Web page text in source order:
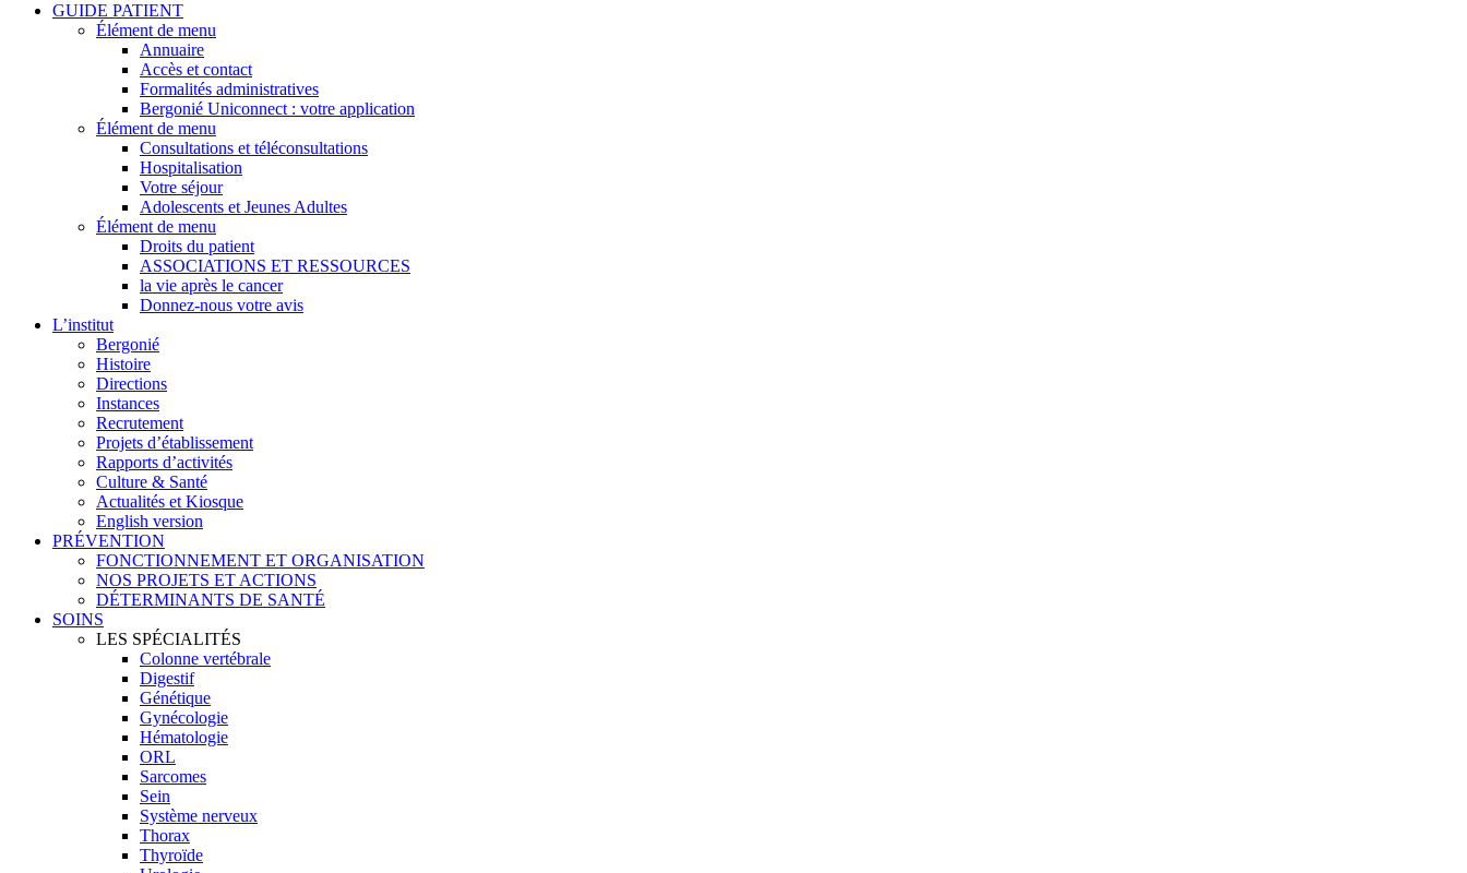
GUIDE PATIENT
Élément de menu
Annuaire
Accès et contact
Formalités administratives
Bergonié Uniconnect : votre application
Élément de menu
Consultations et téléconsultations
Hospitalisation
Votre séjour
Adolescents et Jeunes Adultes
Élément de menu
Droits du patient
ASSOCIATIONS ET RESSOURCES
la vie après le cancer
Donnez-nous votre avis
L’institut
Bergonié
Histoire
Directions
Instances
Recrutement
Projets d’établissement
Rapports d’activités
Culture & Santé
Actualités et Kiosque
English version
PRÉVENTION
FONCTIONNEMENT ET ORGANISATION
NOS PROJETS ET ACTIONS
DÉTERMINANTS DE SANTÉ
SOINS
LES SPÉCIALITÉS
Colonne vertébrale
Digestif
Génétique
Gynécologie
Hématologie
ORL
Sarcomes
Sein
Système nerveux
Thorax
Thyroïde